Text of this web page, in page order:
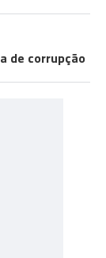
de corrupção